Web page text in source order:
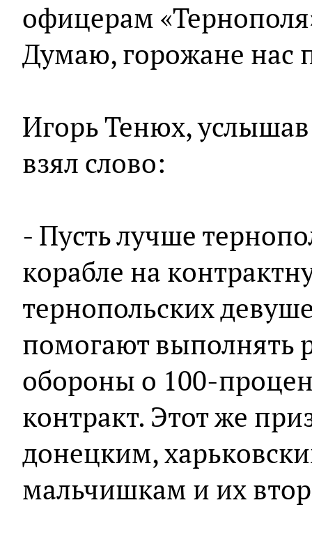
офицерам
Думаю, горожане нас
Игорь Тенюх,
взял слово:
- Пусть лучше
корабле на
тернопольских
помогают выполнять
обороны о 100-
контракт. Этот же
донецким,
мальчишкам и их